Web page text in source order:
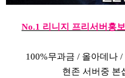
No.1 리니지 프리서버홍
100%무과금 / 올아데나
현존 서버중 본